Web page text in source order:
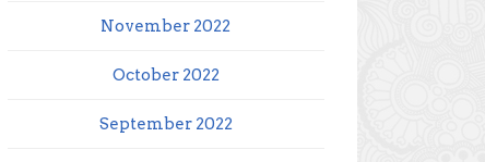
November 2022
October 2022
September 2022